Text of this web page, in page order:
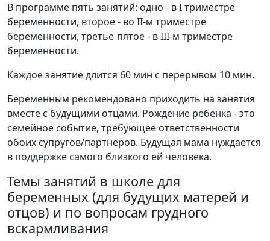
В программе пять занятий: одно - в I триместре
беременности, второе - во II-м триместре
беременности, третье-пятое - в III-м триместре
беременности.
Каждое занятие длится 60 мин с перерывом 10 мин.
Беременным рекомендовано приходить на занятия
вместе с будущими отцами. Рождение ребёнка - это
семейное событие, требующее ответственности
обоих супругов/партнёров. Будущая мама нуждается
в поддержке самого близкого ей человека.
Темы занятий в школе для
беременных (для будущих матерей и
отцов) и по вопросам грудного
вскармливания